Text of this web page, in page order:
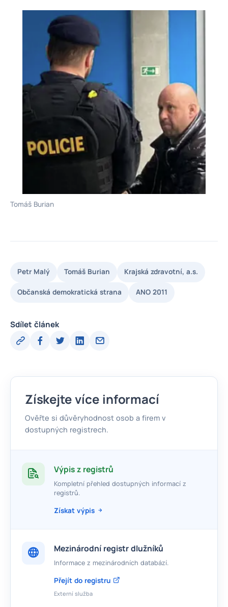
Tomáš Burian
Petr Malý Tomáš Burian Krajská zdravotní, a.s.
Občanská demokratická strana ANO 2011
Sdílet článek
Získejte více informací
Ověřte si důvěryhodnost osob a firem v
dostupných registrech.
Výpis z registrů
Kompletní přehled dostupných informací z
registrů.
Získat výpis
Mezinárodní registr dlužníků
Informace z mezinárodních databází.
Přejít do registru
Externí služba